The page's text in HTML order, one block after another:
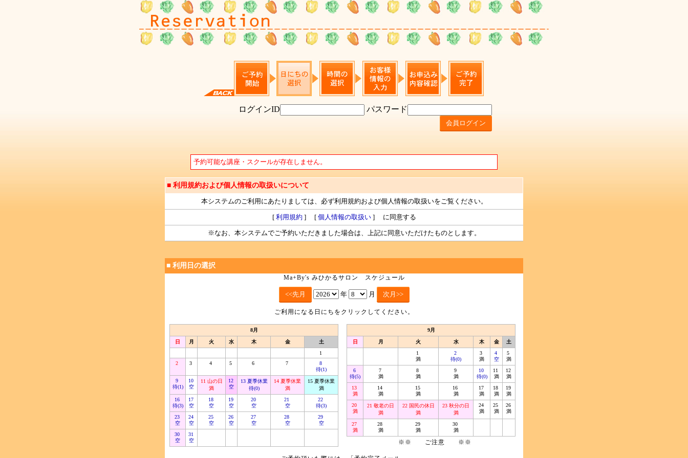
ログインID パスワード
予約可能な講座・スクールが存在しません。
■ 利用規約および個人情報の取扱いについて
本システムのご利用にあたりましては、必ず利用規約および個人情報の取扱いをご覧ください。
[ 利用規約 ] [ 個人情報の取扱い] に同意する
※なお、本システムでご予約いただきました場合は、上記に同意いただけたものとします。
■ 利用日の選択
Ma+By's みひかるサロン スケジュール
年 月
ご利用になる日にちをクリックしてください。
8月
日 月 火 水 木 金
土
1
2
3 4 5 6 7
8
待(1)
9
待(1)
10
空
11 山の日
満
12
空
13 夏季休業
待(0)
14 夏季休業
満
15 夏季休業
満
16
待(3)
17
空
18
空
19
空
20
空
21
空
22
待(3)
23
空
24
空
25
空
26
空
27
空
28
空
29
空
30
空
31
空
9月
日 月 火 水 木 金
土
1
満
2
待(0)
3
満
4
空
5
満
6
待(5)
7
満
8
満
9
満
10
待(0)
11
満
12
満
13
満
14
満
15
満
16
満
17
満
18
満
19
満
20
満
21 敬老の日
満
22 国民の休日
満
23 秋分の日
満
24
満
25
満
26
満
27
満
28
満
29
満
30
満
※※ ご注意 ※※